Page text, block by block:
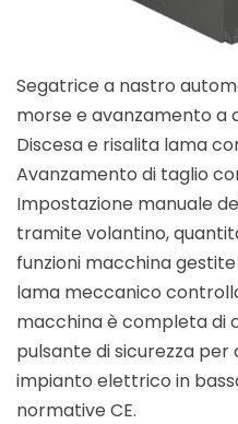
Segatrice a nastro
morse e avanzamento a
Discesa e risalita lama
Avanzamento di taglio
Impostazione manuale
tramite volantino,
funzioni macchina
lama meccanico
macchina è completa di
pulsante di sicurezza
impianto elettrico in
normative CE.